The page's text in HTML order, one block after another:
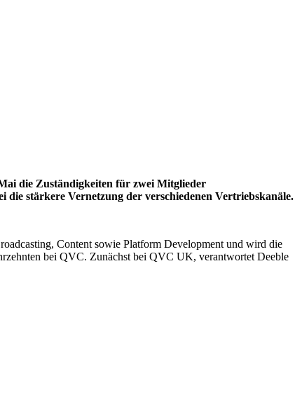
die Zuständigkeiten für zwei Mitglieder
stärkere Vernetzung der verschiedenen Vertriebskanäle.
Content sowie Platform Development und wird die
bei QVC. Zunächst bei QVC UK, verantwortet Deeble